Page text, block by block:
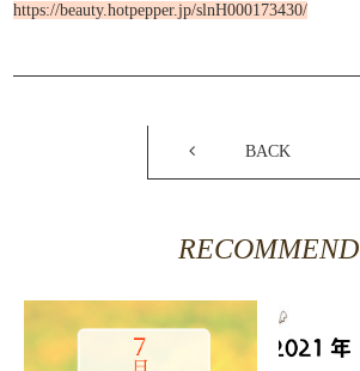
https://beauty.hotpepper.jp/slnH000173430/
BACK
RECOMMEND